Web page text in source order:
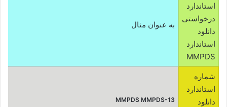
استاندارد
درخواستی
دانلود
استاندارد
MMPDS
به عنوان مثال
شماره
استاندارد
دانلود
MMPDS MMPDS-13